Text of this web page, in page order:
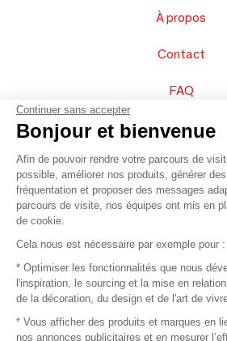
À propos
Contact
FAQ
Vendez vos
Plan du site
© 2016 –
Recrutement
Continuer sans accepter
Bonjour et bienvenue
Afin de pouvoir rendre votre parcours de
possible, améliorer nos produits, générer
fréquentation et proposer des messages
parcours de visite, nos équipes ont mis en
de cookie.
Cela nous est nécessaire par exemple pour :
* Optimiser les fonctionnalités que nous
l'inspiration, le sourcing et la mise en
de la décoration, du design et de l'art de
* Vous afficher des produits et marques en
nos annonces publicitaires et en mesurer